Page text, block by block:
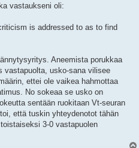
vastaukseni oli:
is addressed to as to find
Aneemista porukkaa
vastapuolta, usko-sana vilisee
ettei ole vaikea hahmottaa
No sokeaa se usko on
sentään ruokitaan Vt-seuran
että tuskin yhteydenotot tähän
3-0 vastapuolen